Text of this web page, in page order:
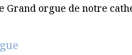
Grand orgue de notre